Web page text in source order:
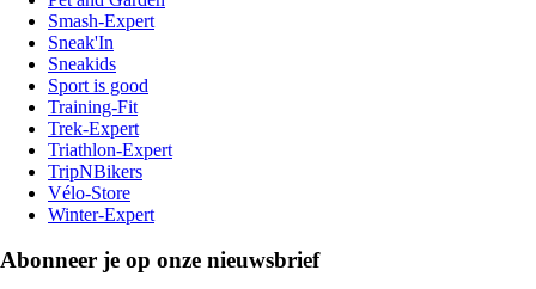
Smash-Expert
Sneak'In
Sneakids
Sport is good
Training-Fit
Trek-Expert
Triathlon-Expert
TripNBikers
Vélo-Store
Winter-Expert
Abonneer je op onze nieuwsbrief